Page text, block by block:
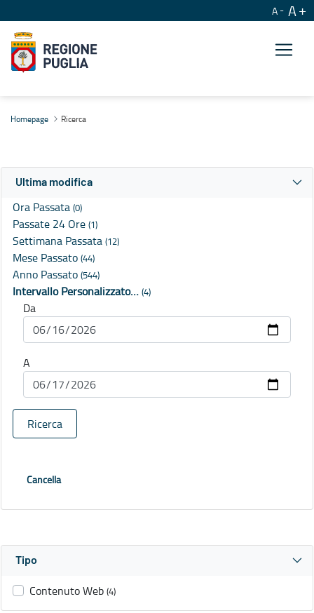
A A
Homepage Ricerca
Ultima modifica
Ora Passata (0)
Passate 24 Ore (1)
Settimana Passata (12)
Mese Passato (44)
Anno Passato (544)
Intervallo Personalizzato… (4)
Da
A
Ricerca
Cancella
Tipo
Contenuto Web (4)